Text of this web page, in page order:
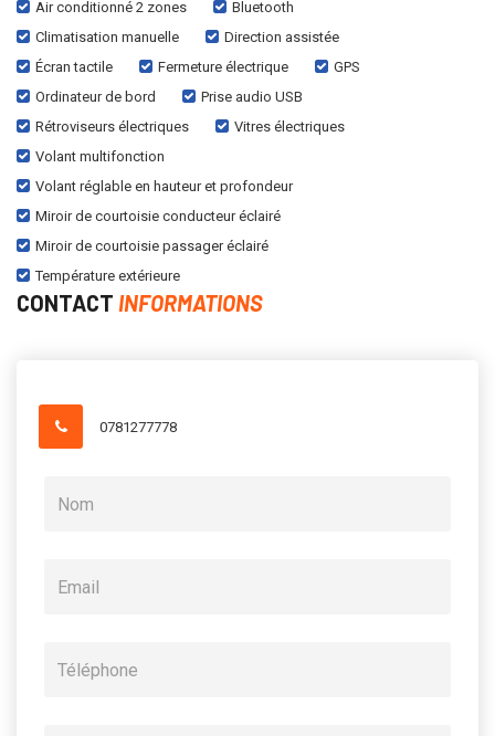
Air conditionné 2 zones
Bluetooth
Climatisation manuelle
Direction assistée
Écran tactile
Fermeture électrique
GPS
Ordinateur de bord
Prise audio USB
Rétroviseurs électriques
Vitres électriques
Volant multifonction
Volant réglable en hauteur et profondeur
Miroir de courtoisie conducteur éclairé
Miroir de courtoisie passager éclairé
Température extérieure
CONTACT INFORMATIONS
0781277778